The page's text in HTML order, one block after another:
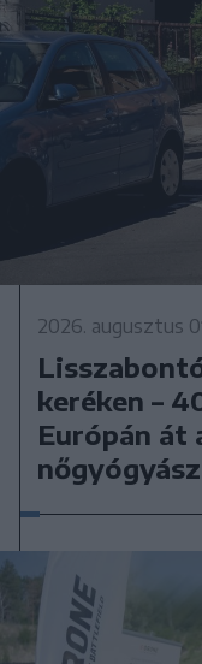
2026. augusztus
keréken –
Európán át
nőgyógyász